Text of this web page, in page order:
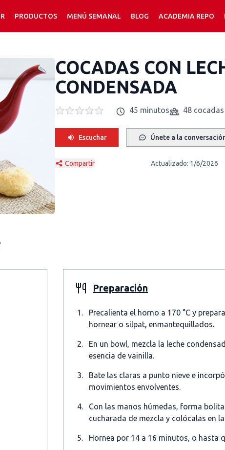
PRODUCTOS MENÚ SEMANAL BLOG ACADEMIA REPO
COCADAS CON
CONDENSADA
45 minutos 48 cocadas
Escuchar Únete a la
Compartir Actualizado: 1/6/2026
Preparación
Precalienta el horno a 170 °C y
hornear o silpat, enmantequillados.
En un bowl, mezcla la leche
esencia de vainilla.
Bate las claras a punto nieve e
movimientos envolventes.
Con las manos húmedas, forma
cucharada de mezcla y colócalas en
Hornea por 14 a 16 minutos, o hasta